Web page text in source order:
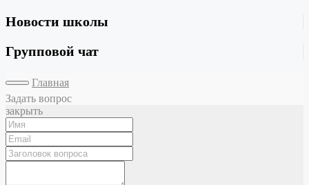
Новости школы
Групповой чат
Главная
Задать вопрос
закрыть